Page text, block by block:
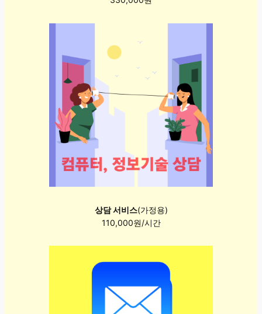
상담 서비스(가정용)
110,000원/시간